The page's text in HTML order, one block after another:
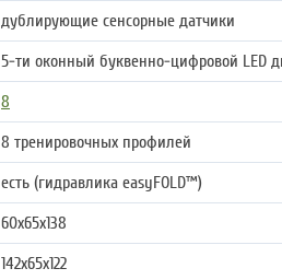
дублирующие сенсорные датчики
5-ти оконный буквенно-цифровой LED
8
8 тренировочных профилей
есть (гидравлика easyFOLD™)
60х65х138
142х65х122